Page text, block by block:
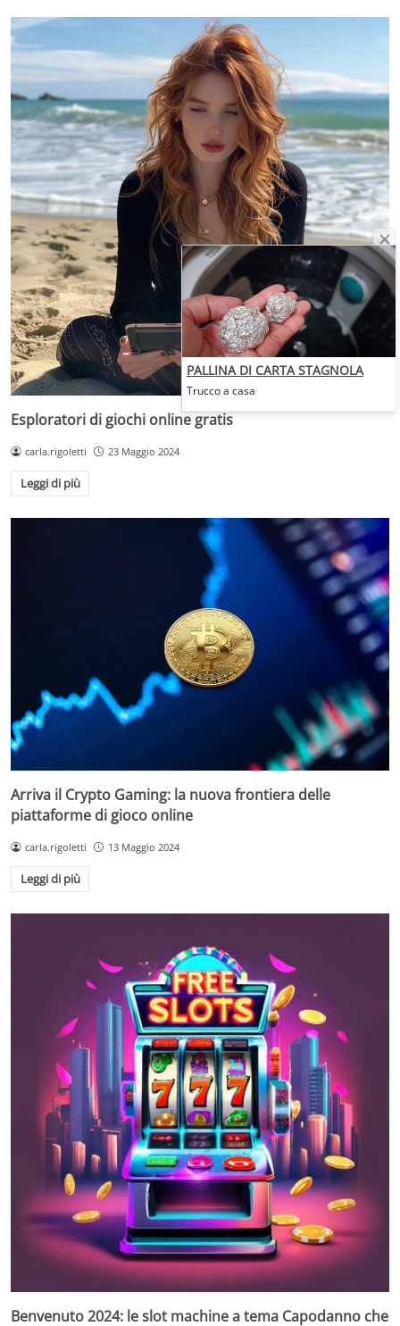
Esploratori di giochi online gratis
carla.rigoletti 23 Maggio 2024
Leggi di più
Arriva il Crypto Gaming: la nuova frontiera delle
piattaforme di gioco online
carla.rigoletti 13 Maggio 2024
Leggi di più
Benvenuto 2024: le slot machine a tema Capodanno che
PALLINA DI CARTA STAGNOLA
Trucco a casa